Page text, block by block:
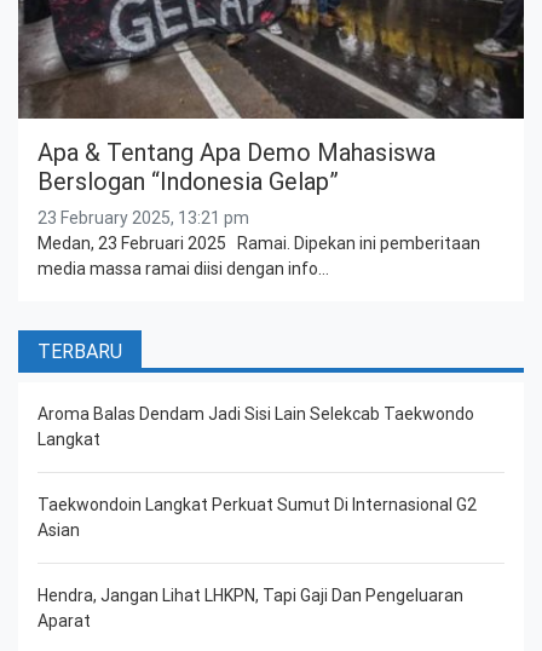
Apa & Tentang Apa Demo Mahasiswa
Berslogan “Indonesia Gelap”
23 February 2025, 13:21 pm
Medan, 23 Februari 2025 Ramai. Dipekan ini pemberitaan
media massa ramai diisi dengan info…
TERBARU
Aroma Balas Dendam Jadi Sisi Lain Selekcab Taekwondo
Langkat
Taekwondoin Langkat Perkuat Sumut Di Internasional G2
Asian
Hendra, Jangan Lihat LHKPN, Tapi Gaji Dan Pengeluaran
Aparat